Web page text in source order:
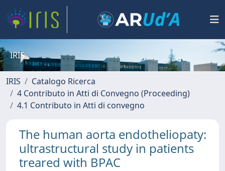
IRIS
IRIS
Catalogo Ricerca
4 Contributo in Atti di Convegno (Proceeding)
4.1 Contributo in Atti di convegno
The human aorta endotheliopaty:
ultrastructural study in patients
treared with BPAC